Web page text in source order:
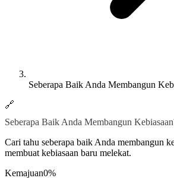
Seberapa Baik Anda Membangun
🔗
Seberapa Baik Anda Membangun
Cari tahu seberapa baik Anda membangun
membuat kebiasaan baru melekat.
Kemajuan0%